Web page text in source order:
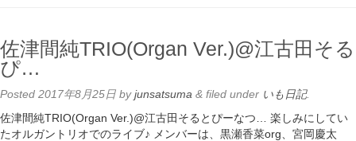
Contact
YouTube
Online Lesson
佐津間純TRIO(Organ Ver.)@江古田そる
ぴ…
Posted 2017年8月25日 byjunsatsuma & filed under いも日記.
佐津間純TRIO(Organ Ver.)@江古田そるとぴーなつ… 楽しみにしてい
たオルガントリオでのライブ♪ メンバーは、黒瀬香菜org、宮岡慶太